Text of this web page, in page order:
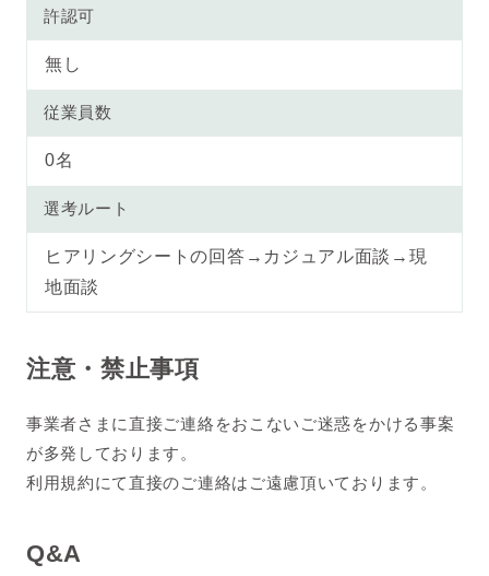
許認可
無し
従業員数
0名
選考ルート
ヒアリングシートの回答→カジュアル面談→現
地面談
注意・禁止事項
事業者さまに直接ご連絡をおこないご迷惑をかける事案
が多発しております。
利用規約にて直接のご連絡はご遠慮頂いております。
Q&A